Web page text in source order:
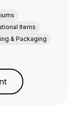
Items
& Packaging